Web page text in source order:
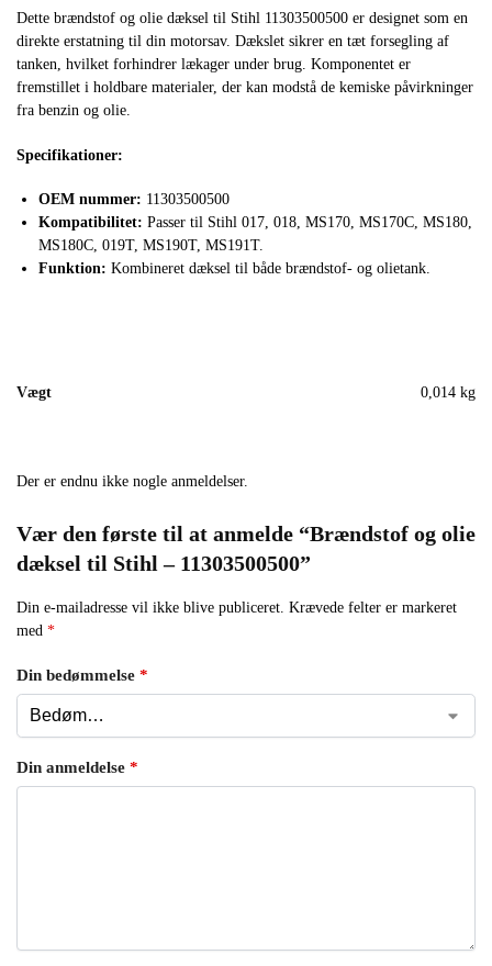
Dette brændstof og olie dæksel til Stihl 11303500500 er designet som en
direkte erstatning til din motorsav. Dækslet sikrer en tæt forsegling af
tanken, hvilket forhindrer lækager under brug. Komponentet er
fremstillet i holdbare materialer, der kan modstå de kemiske påvirkninger
fra benzin og olie.
Specifikationer:
OEM nummer: 11303500500
Kompatibilitet: Passer til Stihl 017, 018, MS170, MS170C, MS180,
MS180C, 019T, MS190T, MS191T.
Funktion: Kombineret dæksel til både brændstof- og olietank.
Vægt 0,014 kg
Der er endnu ikke nogle anmeldelser.
Vær den første til at anmelde “Brændstof og olie
dæksel til Stihl – 11303500500”
Din e-mailadresse vil ikke blive publiceret. Krævede felter er markeret
med *
Din bedømmelse *
Din anmeldelse *